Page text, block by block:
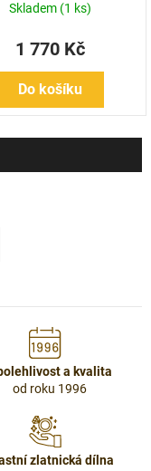
Skladem (1 ks)
1 770 Kč
Do košíku
a kvalita
od roku 1996
zlatnická dílna